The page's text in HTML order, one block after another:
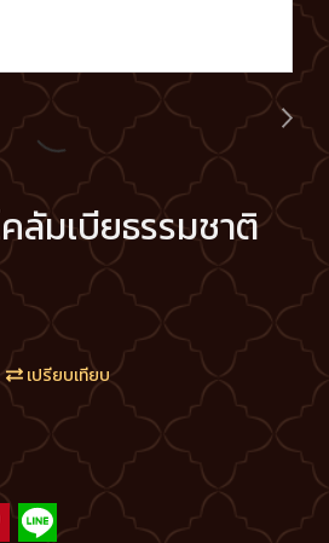
ลัมเบียธรรมชาติ
เปรียบเทียบ